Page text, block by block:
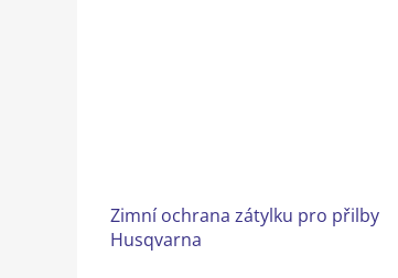
Zimní ochrana zátylku pro přilby
Husqvarna